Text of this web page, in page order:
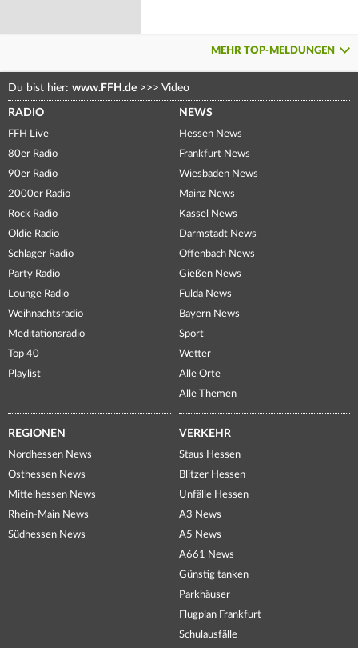
MEHR TOP-MELDUNGEN
Du bist hier: www.FFH.de >>> Video
RADIO
FFH Live
80er Radio
90er Radio
2000er Radio
Rock Radio
Oldie Radio
Schlager Radio
Party Radio
Lounge Radio
Weihnachtsradio
Meditationsradio
Top 40
Playlist
NEWS
Hessen News
Frankfurt News
Wiesbaden News
Mainz News
Kassel News
Darmstadt News
Offenbach News
Gießen News
Fulda News
Bayern News
Sport
Wetter
Alle Orte
Alle Themen
REGIONEN
Nordhessen News
Osthessen News
Mittelhessen News
Rhein-Main News
Südhessen News
VERKEHR
Staus Hessen
Blitzer Hessen
Unfälle Hessen
A3 News
A5 News
A661 News
Günstig tanken
Parkhäuser
Flugplan Frankfurt
Schulausfälle